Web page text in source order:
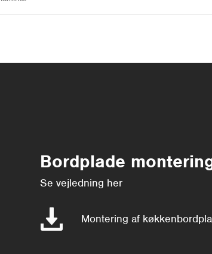
Bordplade
Se vejledning her
Montering af